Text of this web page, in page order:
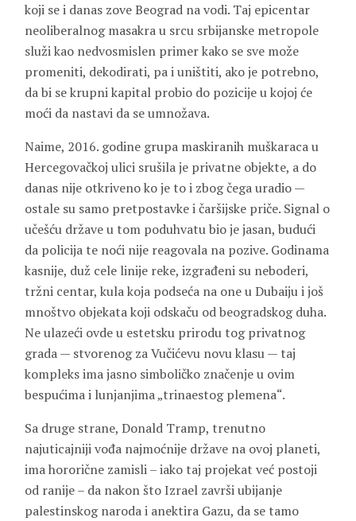
koji se i danas zove Beograd na vodi. Taj epicentar
neoliberalnog masakra u srcu srbijanske metropole
služi kao nedvosmislen primer kako se sve može
promeniti, dekodirati, pa i uništiti, ako je potrebno,
da bi se krupni kapital probio do pozicije u kojoj će
moći da nastavi da se umnožava.
Naime, 2016. godine grupa maskiranih muškaraca u
Hercegovačkoj ulici srušila je privatne objekte, a do
danas nije otkriveno ko je to i zbog čega uradio —
ostale su samo pretpostavke i čaršijske priče. Signal o
učešću države u tom poduhvatu bio je jasan, budući
da policija te noći nije reagovala na pozive. Godinama
kasnije, duž cele linije reke, izgrađeni su neboderi,
tržni centar, kula koja podseća na one u Dubaiju i još
mnoštvo objekata koji odskaču od beogradskog duha.
Ne ulazeći ovde u estetsku prirodu tog privatnog
grada — stvorenog za Vučićevu novu klasu — taj
kompleks ima jasno simboličko značenje u ovim
bespućima i lunjanjima „trinaestog plemena“.
Sa druge strane, Donald Tramp, trenutno
najuticajniji vođa najmoćnije države na ovoj planeti,
ima hororične zamisli – iako taj projekat već postoji
od ranije – da nakon što Izrael završi ubijanje
palestinskog naroda i anektira Gazu, da se tamo